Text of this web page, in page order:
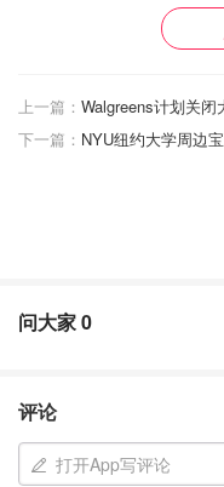
上一篇： Walgreens计划关
下一篇：
问大家0
评论
打开App写评论